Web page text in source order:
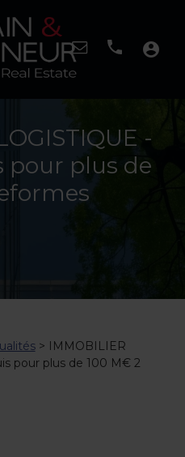
account_circle
-
pour plus de
> IMMOBILIER
pour plus de 100 M€ 2